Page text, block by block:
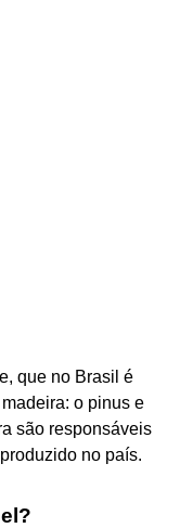
que no Brasil é
o pinus e
são responsáveis
no país.